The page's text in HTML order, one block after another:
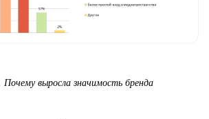
Почему выросла значимость бренда